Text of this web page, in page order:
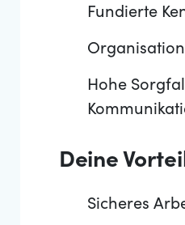
Fundierte
Hohe
Deine
Sicheres